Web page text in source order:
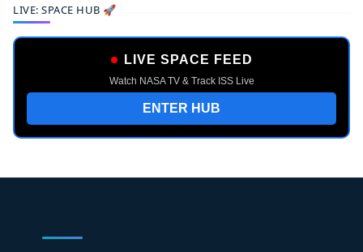
LIVE: SPACE HUB 🚀
LIVE SPACE FEED
Watch NASA TV & Track ISS Live
ENTER HUB